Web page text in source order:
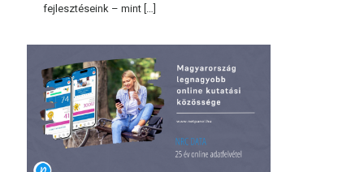
fejlesztéseink – mint